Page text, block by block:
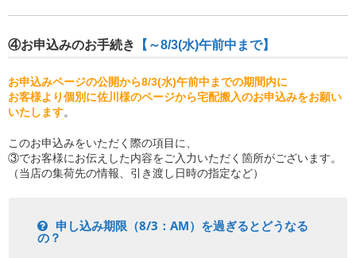
④お申込みのお手続き 【～8/3(水)午前中まで】
お申込みページの公開から8/3(水)午前中までの期間内に
お客様より個別に佐川様のページから宅配搬入のお申込みをお願い
いたします。
このお申込みをいただく際の項目に、
③でお客様にお伝えした内容をご入力いただく箇所がございます。
（当店の集荷先の情報、引き渡し日時の指定など）
申し込み期限（8/3：AM）を過ぎるとどうなる
の？